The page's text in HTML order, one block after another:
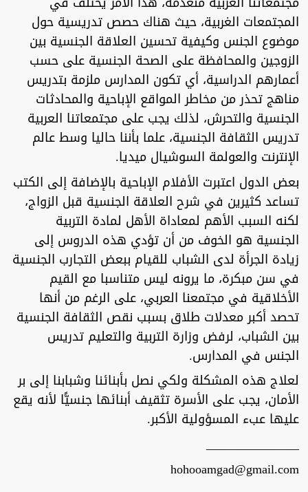
المجتمعات الغربية، حيث هناك حصص تدريسية حول
موضوع الجنس وكيفية تحسين العلاقة الجنسية بين
الزوجين والمحافظة على الصحة الجنسية على حسب
أعمارهم الدراسية، أي تكون المدارس ملزمة بتدريس
مناهج تحذر من مخاطر المواقع الإباحية والمحادثات
الجنسية والتحرش، لذلك يجب على مجتمعاتنا العربية
تدريس الثقافة الجنسية، علما بأننا حاليا وسط عالم
الإنترنت والعولمة السوشيال ميديا.
بعض الدول اعتبرت الأفلام الإباحية بالإضافة إلى الكتب
تساعد كثيرين في شرح العلاقة الجنسية قبل الزواج،
لكنه السبب الأهم لمعاداة الأهل لمادة التربية
الجنسية هو الخوف من أن تؤدي هذه الدروس إلى
زيادة الجرأة لدى الشباب للقيام ببعض التجارب الجنسية
في سن مبكرة، ما يرونه ليس متناسبا مع القيم
الأخلاقية في مجتمعنا العربي، على الرغم من أنها
تحصد أكبر معدلات طلاق بسبب نقص الثقافة الجنسية
بين الشباب، لرفض وزارة التربية والتعليم تدريس
الجنس في المدارس.
لعلاج هذه المشكلة ولكي نصل بأبنائنا وشبابنا إلى بر
الأمان، يجب على الأسرة تثقيف أبنائها جنسيًّا لأنه يقع
عليها عبء المسؤولية الأكبر.
_______________
hohooamgad@gmail.com